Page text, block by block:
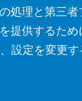
処理と第三
提供するた
設定を変更す